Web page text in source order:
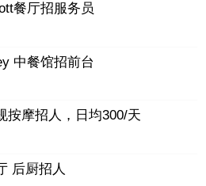
餐厅招服务员
中餐馆招前台
按摩招人，日均300/天
后厨招人